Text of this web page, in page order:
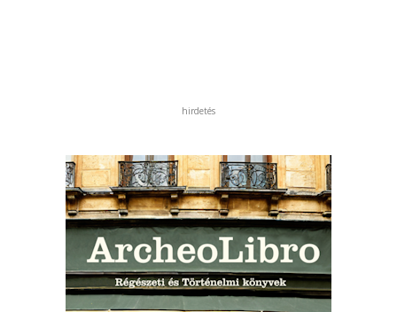
hirdetés